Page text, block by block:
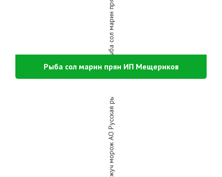
Рыба сол марин прян ИП Мещериков